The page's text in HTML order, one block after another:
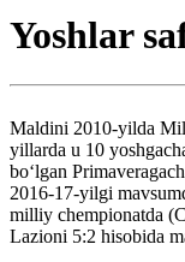
Yoshlar
Maldini 2010-yilda
yillarda u 10
boʻlgan
2016-17-yilgi
milliy chempionatda
Lazioni 5:2 hisobida